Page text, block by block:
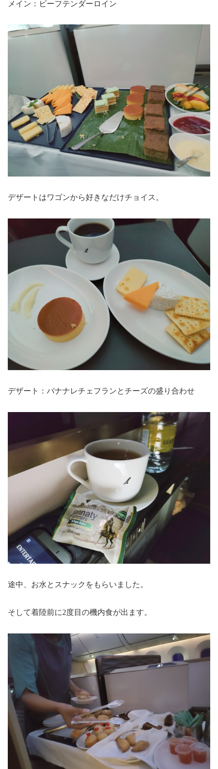
メイン：ビーフテンダーロイン
デザートはワゴンから好きなだけチョイス。
デザート：バナナレチェフランとチーズの盛り合わせ
途中、お水とスナックをもらいました。
そして着陸前に2度目の機内食が出ます。